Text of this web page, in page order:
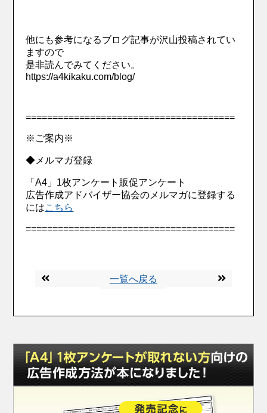
他にも参考になるブログ記事が沢山投稿されてい
ますので
是非読んでみてください。
https://a4kikaku.com/blog/
=======================================
※ご案内※
◆メルマガ登録
「A4」1枚アンケート販促アンケート
広告作成アドバイザー協会のメルマガに登録する
にはこちら
=======================================
一覧へ戻る